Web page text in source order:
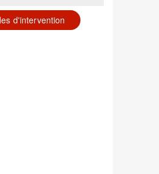
d'intervention